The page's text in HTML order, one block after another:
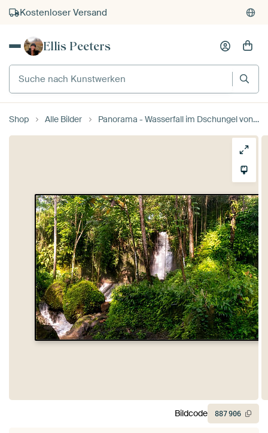
Kostenloser Versand
Kauf auf Rechnung
Ellis Peeters
Suche nach Kunstwerken
Shop Alle Bilder Panorama - Wasserfall im Dschungel von Bali
Bildcode 887906